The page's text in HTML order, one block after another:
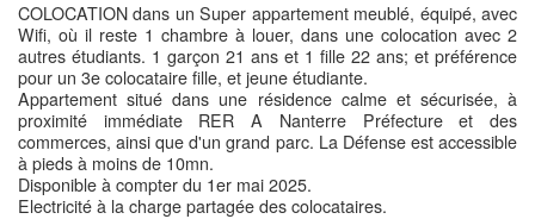
COLOCATION dans un Super appartement meublé, équipé, avec
Wifi, où il reste 1 chambre à louer, dans une colocation avec 2
autres étudiants. 1 garçon 21 ans et 1 fille 22 ans; et préférence
pour un 3e colocataire fille, et jeune étudiante.
Appartement situé dans une résidence calme et sécurisée, à
proximité immédiate RER A Nanterre Préfecture et des
commerces, ainsi que d'un grand parc. La Défense est accessible
à pieds à moins de 10mn.
Disponible à compter du 1er mai 2025.
Electricité à la charge partagée des colocataires.